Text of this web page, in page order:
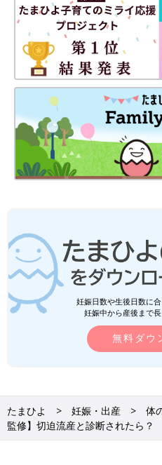
楽天ブッ
妊娠日数や生後日数に
妊娠中から産後まで
無料ダウ
たまひよ 妊娠・出産 体
監修】切迫流産と診断されたら